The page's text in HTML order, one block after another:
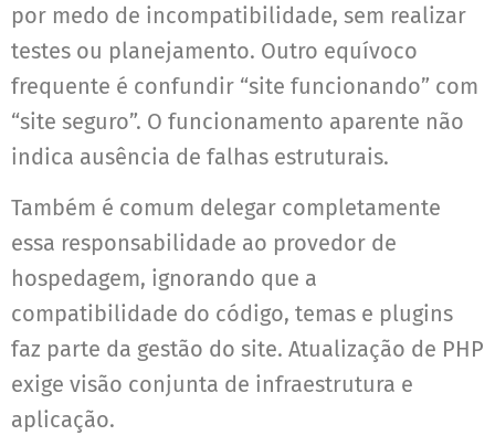
por medo de incompatibilidade, sem realizar
testes ou planejamento. Outro equívoco
frequente é confundir “site funcionando” com
“site seguro”. O funcionamento aparente não
indica ausência de falhas estruturais.
Também é comum delegar completamente
essa responsabilidade ao provedor de
hospedagem, ignorando que a
compatibilidade do código, temas e plugins
faz parte da gestão do site. Atualização de PHP
exige visão conjunta de infraestrutura e
aplicação.